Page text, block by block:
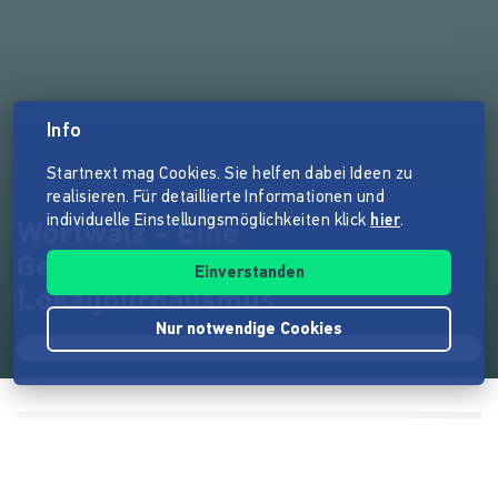
Wortwalz - Eine
Gesellenwanderung durch den
Lokaljournalismus
Info
Startnext mag Cookies. Sie helfen dabei Ideen zu
realisieren. Für detaillierte Informationen und
individuelle Einstellungsmöglichkeiten klick hier.
Einverstanden
Nur notwendige Cookies